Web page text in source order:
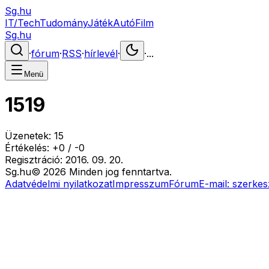
Sg.hu
IT/TechTudományJátékAutóFilm
Sg.hu
·fórum·RSS·hírlevél· ·...
Menü
1519
Üzenetek: 15
Értékelés: +0 / -0
Regisztráció: 2016. 09. 20.
Sg.hu© 2026 Minden jog fenntartva.
Adatvédelmi nyilatkozatImpresszumFórumE-mail: